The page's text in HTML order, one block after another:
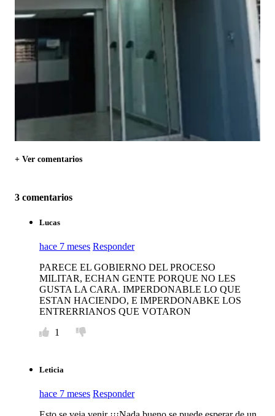
+ Ver comentarios
3 comentarios
Lucas
hace 7 meses Responder
PARECE EL GOBIERNO DEL PROCESO
MILITAR, ECHAN GENTE PORQUE NO LES
GUSTA LA CARA. IMPERDONABLE LO QUE
ESTAN HACIENDO, E IMPERDONABKE LOS
ENTRERRIANOS QUE VOTARON
1
Leticia
hace 7 meses Responder